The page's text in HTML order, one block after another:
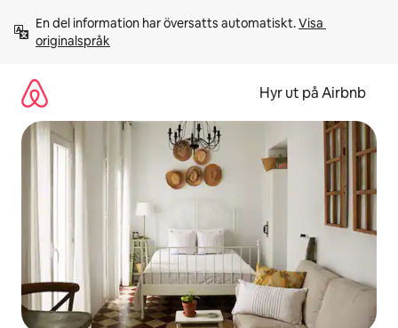
innehåll
En del information har översatts automatiskt. Visa
originalspråk
Hyr ut på Airbnb